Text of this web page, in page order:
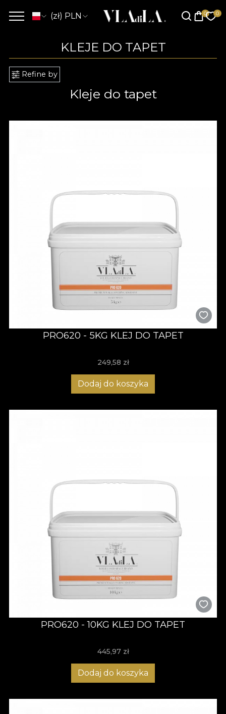
(zł) PLN
KLEJE DO TAPET
Refine by
Kleje do tapet
PRO620 - 5KG KLEJ DO TAPET
249,58 zł
Dodaj do koszyka
PRO620 - 10KG KLEJ DO TAPET
445,97 zł
Dodaj do koszyka